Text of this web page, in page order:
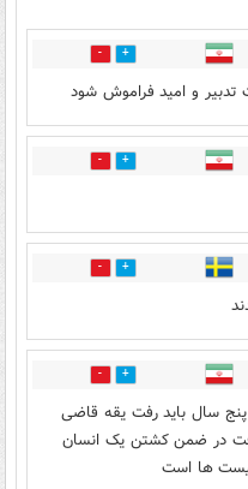
8
تدبیر و امید فراموش شود
4
10
1
سال باید رفت یقه قاضی
در ضمن کشتن یک انسان
ها است